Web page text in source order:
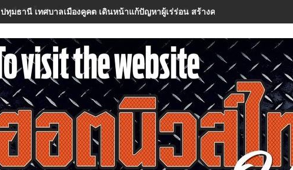
ปทุมธานี เทศบาลเมืองคูคต เดินหน้าแก้ปัญหาผู้เร่ร่อน สร้างความปลอดภัยประชาชน